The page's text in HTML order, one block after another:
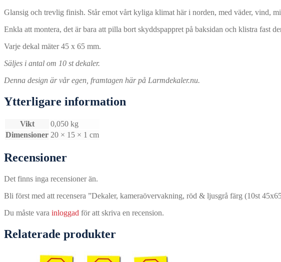
Glansig och trevlig finish. Står emot vårt kyliga klimat här i norden, med väder, vind,
Enkla att montera, det är bara att pilla bort skyddspappret på baksidan och klistra fast
Varje dekal mäter 45 x 65 mm.
Säljes i antal om 10 st dekaler.
Denna design är vår egen, framtagen här på Larmdekaler.nu.
Ytterligare information
Vikt
0,050 kg
Dimensioner 20 × 15 × 1 cm
Recensioner
Det finns inga recensioner än.
Bli först med att recensera ”Dekaler, kameraövervakning, röd & ljusgrå färg (10st
Du måste vara inloggad för att skriva en recension.
Relaterade produkter